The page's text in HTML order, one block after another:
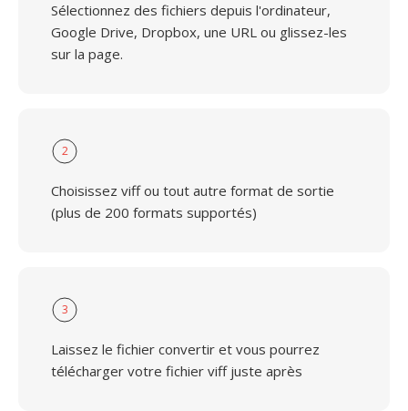
Sélectionnez des fichiers depuis l'ordinateur,
Google Drive, Dropbox, une URL ou glissez-les
sur la page.
2
Choisissez viff ou tout autre format de sortie
(plus de 200 formats supportés)
3
Laissez le fichier convertir et vous pourrez
télécharger votre fichier viff juste après